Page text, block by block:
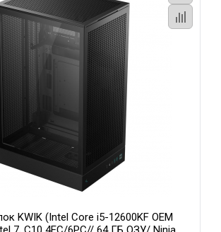
KWIK (Intel Core i5-12600KF OEM